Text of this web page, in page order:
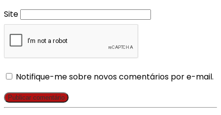
Site
Notifique-me sobre novos comentários por e-mail.